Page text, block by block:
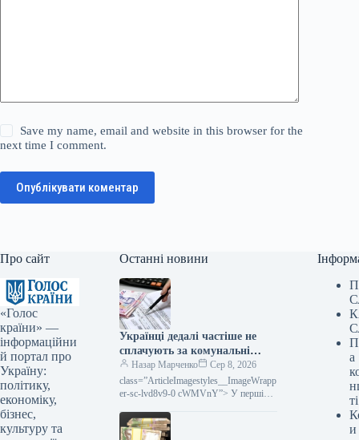
Save my name, email and website in this browser for the
next time I comment.
Опублікувати коментар
Про сайт
«Голос
країни» —
інформаційни
й портал про
Україну:
політику,
економіку,
бізнес,
культуру та
Останні новини
Українці дедалі частіше не
сплачують за комунальні
послуги: які саме платежі
накопичуються найчастіше
Назар Марченко
Сер 8, 2026
class=”ArticleImagestyles__ImageWrapp
er-sc-lvd8v9-0 cWMVnY”> У першій
розпочато понад 108 тисяч нових
виконавчих проваджень стосовно
а
ті
и